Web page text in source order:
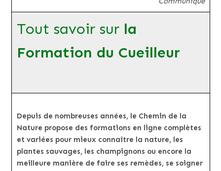
Tout savoir sur la
Formation du Cueilleur
Depuis de nombreuses années, le Chemin de la
Nature propose des formations en ligne complètes
et variées pour mieux connaître la nature, les
plantes sauvages, les champignons ou encore la
meilleure manière de faire ses remèdes, se soigner